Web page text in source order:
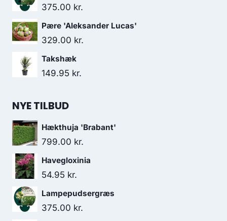
375.00 kr.
Pære 'Aleksander Lucas'
329.00 kr.
Takshæk
149.95 kr.
NYE TILBUD
Hækthuja 'Brabant'
799.00 kr.
Havegloxinia
54.95 kr.
Lampepudsergræs
375.00 kr.